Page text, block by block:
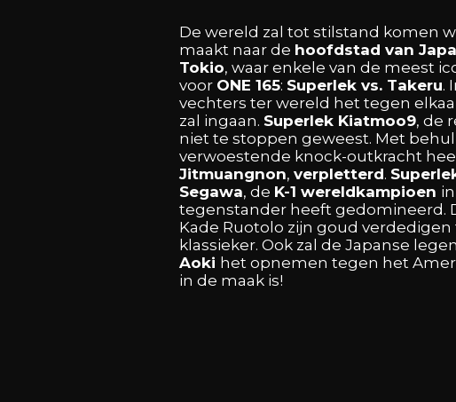
De wereld zal tot stilstand komen
maakt naar de hoofdstad van
Tokio, waar enkele van de meest
voor ONE 165: Superlek vs. Takeru.
vechters ter wereld het tegen
zal ingaan. Superlek Kiatmoo9, de
niet te stoppen geweest. Met
verwoestende knock-outkracht
Jitmuangnon, verpletterd.
Segawa, de K-1 wereldkampioen in
tegenstander heeft gedomineerd.
Kade Ruotolo zijn goud verdedigen
klassieker. Ook zal de Japanse
Aoki het opnemen tegen het
in de maak is!